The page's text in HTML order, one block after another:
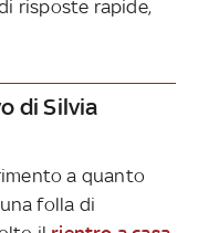
risposte rapide,
di Silvia
a quanto
folla di